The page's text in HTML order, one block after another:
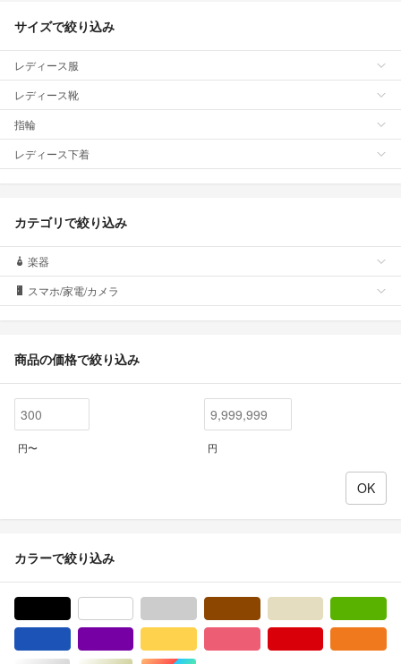
サイズで絞り込み
レディース服
レディース靴
指輪
レディース下着
カテゴリで絞り込み
楽器
スマホ/家電/カメラ
商品の価格で絞り込み
円〜 円
カラーで絞り込み